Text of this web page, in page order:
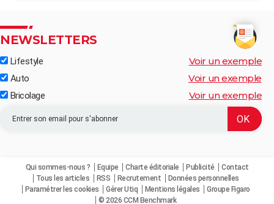
NEWSLETTERS
Lifestyle Voir un exemple
Auto Voir un exemple
Bricolage Voir un exemple
Qui sommes-nous ? Equipe Charte éditoriale Publicité
Contact
Tous les articles
RSS Recrutement
Données personnelles
Paramétrer les cookies
Gérer Utiq Mentions légales
Groupe Figaro
© 2026 CCM Benchmark